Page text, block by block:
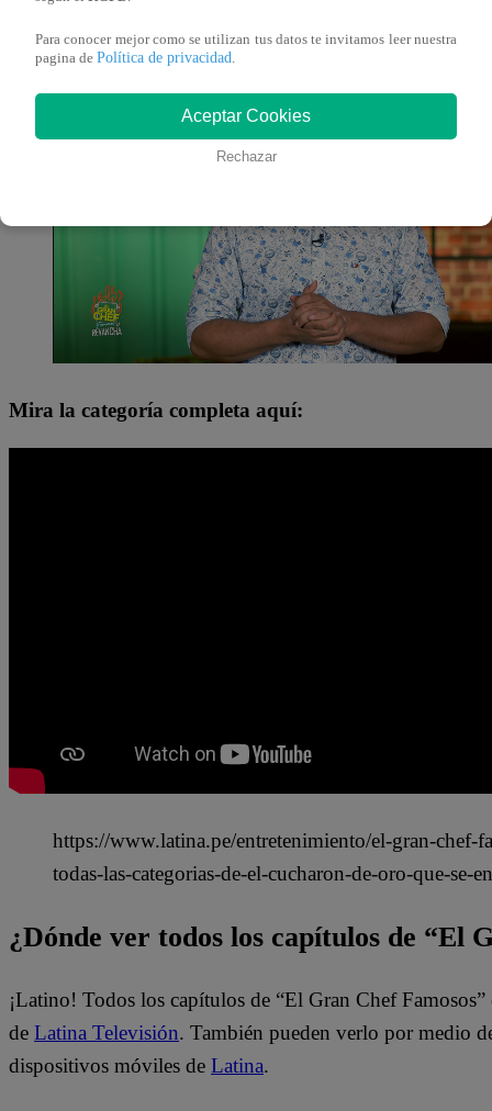
el campo de batalla. Quiero agradecer por este
Mira la categoría completa aquí:
https://www.latina.pe/entretenimiento/el-gran-chef-
todas-las-categorias-de-el-cucharon-de-oro-que-se-
¿Dónde ver todos los capítulos de “El
¡Latino! Todos los capítulos de “El Gran Chef
de Latina Televisión. También pueden verlo por medio
dispositivos móviles de Latina.
Para conocer mejor como se utilizan tus datos te invitamos leer nuestra
pagina de Política de privacidad
Aceptar Cookies
Rechazar